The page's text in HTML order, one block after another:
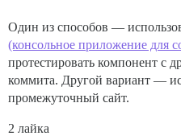
Один из способов —
(консольное приложение для
протестировать компонент с
коммита. Другой вариант —
промежуточный сайт.
2 лайка